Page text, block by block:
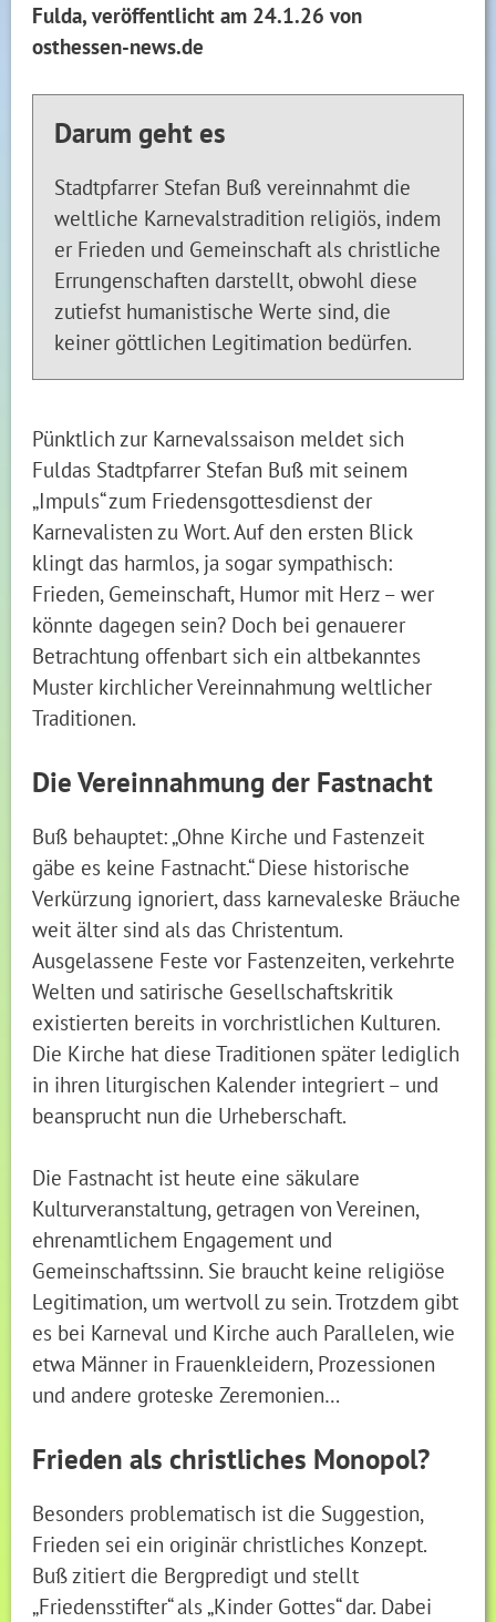
Fulda, veröffentlicht am 24.1.26 von
osthessen-news.de
Darum geht es
Stadtpfarrer Stefan Buß vereinnahmt die
weltliche Karnevalstradition religiös, indem
er Frieden und Gemeinschaft als christliche
Errungenschaften darstellt, obwohl diese
zutiefst humanistische Werte sind, die
keiner göttlichen Legitimation bedürfen.
Pünktlich zur Karnevalssaison meldet sich
Fuldas Stadtpfarrer Stefan Buß mit seinem
„Impuls“ zum Friedensgottesdienst der
Karnevalisten zu Wort. Auf den ersten Blick
klingt das harmlos, ja sogar sympathisch:
Frieden, Gemeinschaft, Humor mit Herz – wer
könnte dagegen sein? Doch bei genauerer
Betrachtung offenbart sich ein altbekanntes
Muster kirchlicher Vereinnahmung weltlicher
Traditionen.
Die Vereinnahmung der Fastnacht
Buß behauptet: „Ohne Kirche und Fastenzeit
gäbe es keine Fastnacht.“ Diese historische
Verkürzung ignoriert, dass karnevaleske Bräuche
weit älter sind als das Christentum.
Ausgelassene Feste vor Fastenzeiten, verkehrte
Welten und satirische Gesellschaftskritik
existierten bereits in vorchristlichen Kulturen.
Die Kirche hat diese Traditionen später lediglich
in ihren liturgischen Kalender integriert – und
beansprucht nun die Urheberschaft.
Die Fastnacht ist heute eine säkulare
Kulturveranstaltung, getragen von Vereinen,
ehrenamtlichem Engagement und
Gemeinschaftssinn. Sie braucht keine religiöse
Legitimation, um wertvoll zu sein. Trotzdem gibt
es bei Karneval und Kirche auch Parallelen, wie
etwa Männer in Frauenkleidern, Prozessionen
und andere groteske Zeremonien…
Frieden als christliches Monopol?
Besonders problematisch ist die Suggestion,
Frieden sei ein originär christliches Konzept.
Buß zitiert die Bergpredigt und stellt
„Friedensstifter“ als „Kinder Gottes“ dar. Dabei